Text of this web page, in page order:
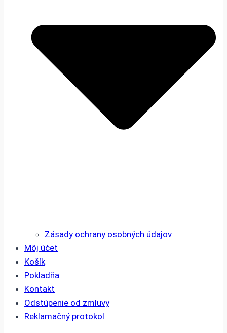
Zásady ochrany osobných údajov
Môj účet
Košík
Pokladňa
Kontakt
Odstúpenie od zmluvy
Reklamačný protokol